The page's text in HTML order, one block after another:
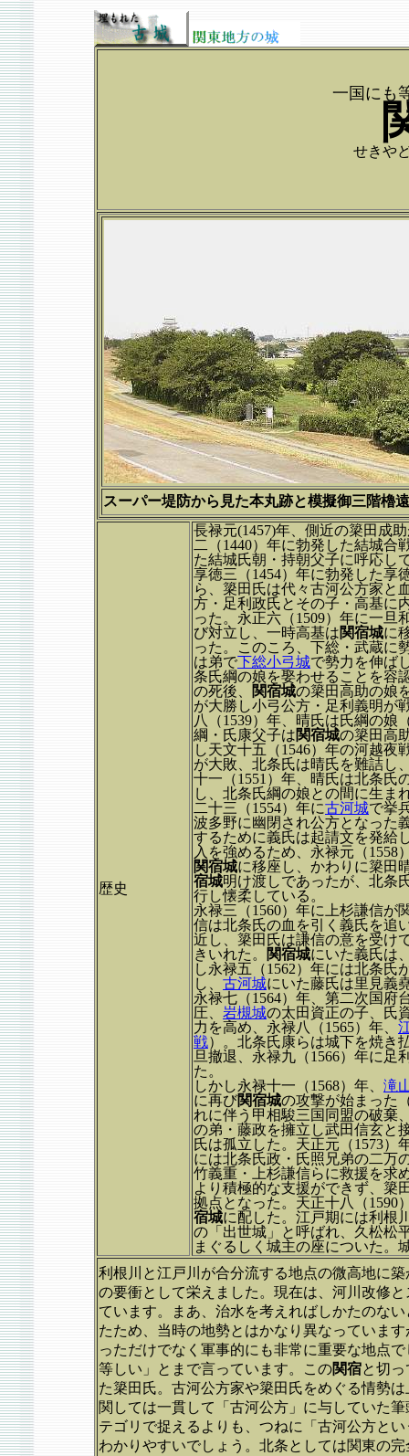
一国にも
せきや
スーパー堤防から見た本丸跡と模擬御三階櫓
歴史
長禄元(1457)年、側近の簗田成
二（1440）年に勃発した結城合
た結城氏朝・持朝父子に呼応し
享徳三（1454）年に勃発した享
ら、簗田氏は代々古河公方家と
方・足利政氏とその子・高基に
った。永正六（1509）年に一旦
び対立し、一時高基は関宿城に
った。このころ、下総・武蔵に
は弟で下総小弓城で勢力を伸ば
条氏綱の娘を娶わせることを容
の死後、
関宿城の簗田高助の娘
が大勝し小弓公方・足利義明が
八（1539）年、晴氏は氏綱の娘
綱・氏康父子は関宿城の簗田高
し天文十五（1546）年の河越
が大敗、北条氏は晴氏を難詰し
十一（1551）年、晴氏は北条氏
し、北条氏綱の娘との間に生ま
二十三（1554）年に古河城で挙
波多野に幽閉され公方となった
するために義氏は起請文を発給
入を強めるため、永禄元（1558
関宿城に移座し、かわりに簗田
宿城明け渡しであったが、北条
行し懐柔している。
永禄三（1560）年に上杉謙信が
信は北条氏の血を引く義氏を追
近し、簗田氏は謙信の意を受け
きいれた。
関宿城にいた義氏は
し永禄五（1562）年には北条氏
し、 古河城にいた藤氏は里見義
永禄七（1564）年、第二次国府
圧、 岩槻城の太田資正の子、氏
力を高め、永禄八（1565）年、
戦）。北条氏康らは城下を焼き
旦撤退、永禄九（1566）年に足
た。
しかし永禄十一（1568）年、 滝
に再び関宿城の攻撃が始まった
れに伴う甲相駿三国同盟の破棄
の弟・藤政を擁立し武田信玄と
氏は孤立した。天正元（1573）
には北条氏政・氏照兄弟の二万
竹義重・上杉謙信らに救援を求
より積極的な支援ができず、簗
拠点となった。天正十八（1590
宿城に配した。江戸期には利根
の「出世城」と呼ばれ、久松松
まぐるしく城主の座についた
利根川と江戸川が合分流する地点の微高地に
の要衝として栄えました。現在は、河川改修
ています。まあ、治水を考えればしかたのな
たため、当時の地勢とはかなり異なっていま
っただけでなく軍事的にも非常に重要な地点
等しい」とまで言っています。この関宿と切
た簗田氏。古河公方家や簗田氏をめぐる情勢
関しては一貫して「古河公方」に与していた
テゴリで捉えるよりも、つねに「古河公方と
わかりやすいでしょう。北条としては関東の